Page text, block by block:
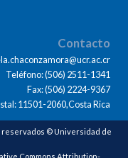
Contacto
Teléfono: (506) 2511-1341
Fax: (506) 2224-9367
11501-2060,Costa Rica
reservados © Universidad de